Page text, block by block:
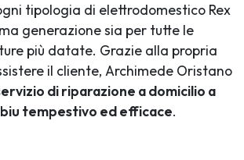
tipologia di elettrodomestico Rex
generazione sia per tutte le
più datate. Grazie alla propria
il cliente, Archimede Oristano
di riparazione a domicilio a
tempestivo ed efficace.